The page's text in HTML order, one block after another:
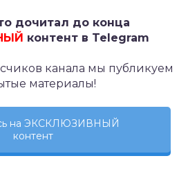
дочитал до конца
контент в Telegram
канала мы публикуем
материалы!
на ЭКСКЛЮЗИВНЫЙ
контент